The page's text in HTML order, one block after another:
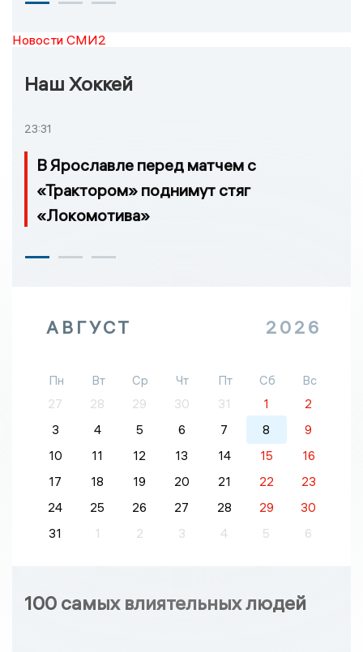
Новости СМИ2
Наш Хоккей
23:31
В Ярославле перед матчем с
«Трактором» поднимут стяг
«Локомотива»
АВГУСТ 2026
Пн Вт Ср Чт Пт Сб
Вс
27
28 29 30 31 1
2
3
4 5 6 7 8
9
10
11 12 13 14 15
16
17
18 19 20 21 22
23
24
25 26 27 28 29
30
31
1 2 3 4 5 6
100 самых влиятельных людей